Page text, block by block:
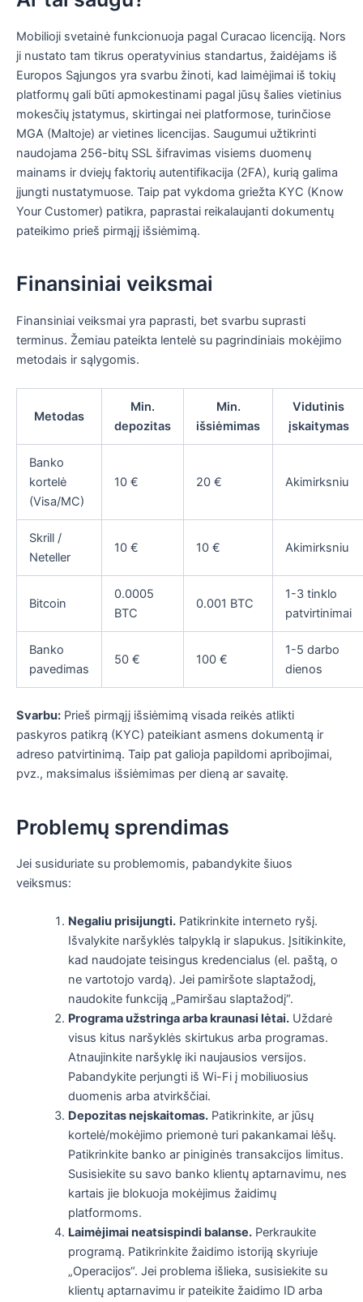
Mobilioji svetainė funkcionuoja pagal Curacao licenciją. Nors
ji nustato tam tikrus operatyvinius standartus, žaidėjams iš
Europos Sąjungos yra svarbu žinoti, kad laimėjimai iš tokių
platformų gali būti apmokestinami pagal jūsų šalies vietinius
mokesčių įstatymus, skirtingai nei platformose, turinčiose
MGA (Maltoje) ar vietines licencijas. Saugumui užtikrinti
naudojama 256-bitų SSL šifravimas visiems duomenų
mainams ir dviejų faktorių autentifikacija (2FA), kurią galima
įjungti nustatymuose. Taip pat vykdoma griežta KYC (Know
Your Customer) patikra, paprastai reikalaujanti dokumentų
pateikimo prieš pirmąjį išsiėmimą.
Finansiniai veiksmai
Finansiniai veiksmai yra paprasti, bet svarbu suprasti
terminus. Žemiau pateikta lentelė su pagrindiniais mokėjimo
metodais ir sąlygomis.
Metodas
Min.
depozitas
Min.
išsiėmimas
Vidutinis
įskaitymas
Banko
kortelė
(Visa/MC)
10 € 20 € Akimirksniu
Skrill /
Neteller
10 € 10 € Akimirksniu
Bitcoin
0.0005
BTC
0.001 BTC
1-3 tinklo
patvirtinimai
Banko
pavedimas
50 € 100 €
1-5 darbo
dienos
Svarbu: Prieš pirmąjį išsiėmimą visada reikės atlikti
paskyros patikrą (KYC) pateikiant asmens dokumentą ir
adreso patvirtinimą. Taip pat galioja papildomi apribojimai,
pvz., maksimalus išsiėmimas per dieną ar savaitę.
Problemų sprendimas
Jei susiduriate su problemomis, pabandykite šiuos
veiksmus:
Negaliu prisijungti.Patikrinkite interneto ryšį.
Išvalykite naršyklės talpyklą ir slapukus. Įsitikinkite,
kad naudojate teisingus kredencialus (el. paštą, o
ne vartotojo vardą). Jei pamiršote slaptažodį,
naudokite funkciją „Pamiršau slaptažodį“.
Programa užstringa arba kraunasi lėtai.Uždarė
visus kitus naršyklės skirtukus arba programas.
Atnaujinkite naršyklę iki naujausios versijos.
Pabandykite perjungti iš Wi-Fi į mobiliuosius
duomenis arba atvirkščiai.
Depozitas neįskaitomas.Patikrinkite, ar jūsų
kortelė/mokėjimo priemonė turi pakankamai lėšų.
Patikrinkite banko ar piniginės transakcijos limitus.
Susisiekite su savo banko klientų aptarnavimu, nes
kartais jie blokuoja mokėjimus žaidimų
platformoms.
Laimėjimai neatsispindi balanse.Perkraukite
programą. Patikrinkite žaidimo istoriją skyriuje
„Operacijos“. Jei problema išlieka, susisiekite su
klientų aptarnavimu ir pateikite žaidimo ID arba